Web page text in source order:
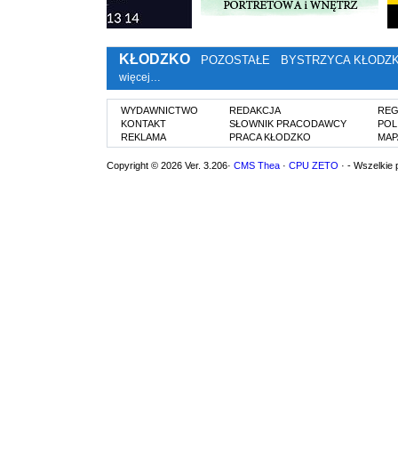
KŁODZKO POZOSTAŁE BYSTRZYCA
więcej…
WYDAWNICTWO
KONTAKT
REKLAMA
REDAKCJA
SŁOWNIK PRACODAWCY
PRACA KŁODZKO
Copyright © 2026 Ver. 3.206· CMS Thea · CPU ZETO · - Wszelkie